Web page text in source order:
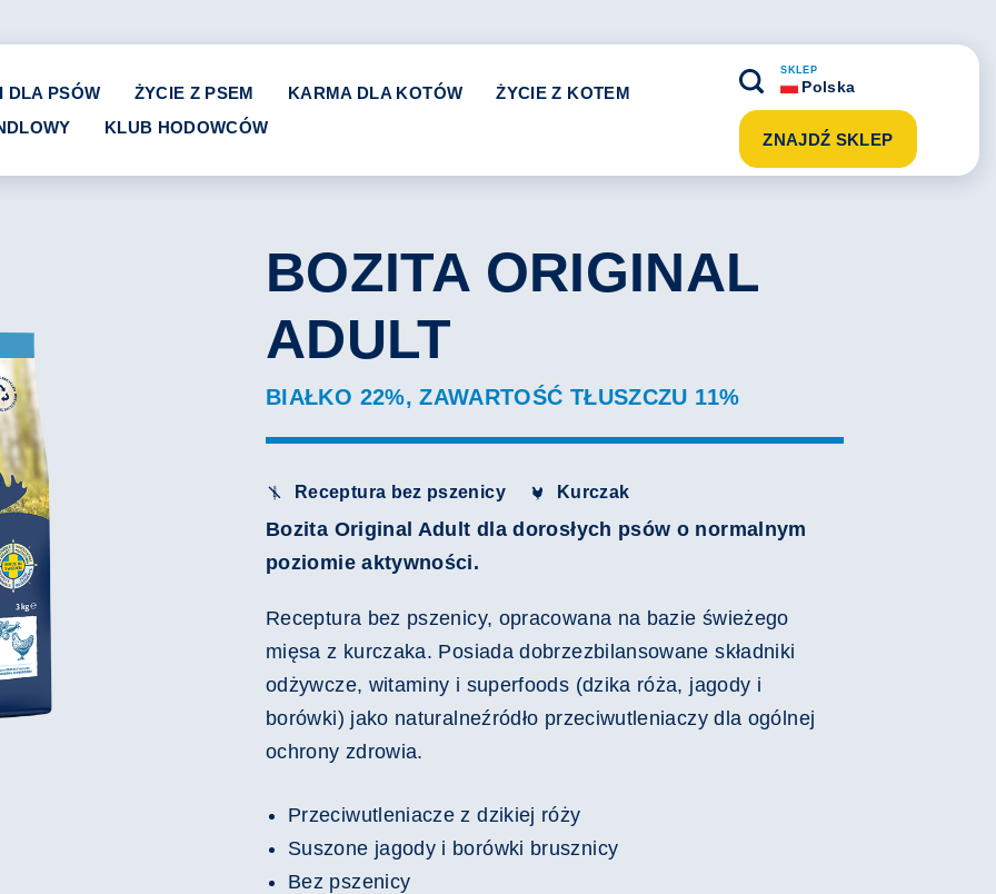
DLA PSÓW ŻYCIE Z PSEM KARMA DLA KOTÓW
ŻYCIE Z KOTEM
KLUB HODOWCÓW
SKLEP
Polska
ZNAJDŹ SKLEP
BOZITA ORIGINAL
ADULT
BIAŁKO 22%, ZAWARTOŚĆ TŁUSZCZU 11%
Receptura bez pszenicy Kurczak
Bozita Original Adult dla dorosłych psów o normalnym
poziomie aktywności.
Receptura bez pszenicy, opracowana na bazie świeżego
mięsa z kurczaka. Posiada dobrzezbilansowane składniki
odżywcze, witaminy i superfoods (dzika róża, jagody i
borówki) jako naturalneźródło przeciwutleniaczy dla ogólnej
ochrony zdrowia.
Przeciwutleniacze z dzikiej róży
Suszone jagody i borówki brusznicy
Bez pszenicy